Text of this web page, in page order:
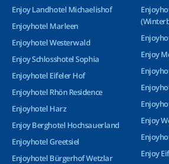
Enjoy Landhotel Michaelishof
Enjoyhotel Marleen
Enjoyhotel Westerwald
Enjoy Schlosshotel Sophia
Enjoyhotel Eifeler Hof
Enjoyhotel Rhön Residence
Enjoyhotel Harz
Enjoy Berghotel Hochsauerland
Enjoyhotel Greetsiel
Enjoyhotel Bürgerhof Wetzlar
Enjoy
Enjoy
Enjoy